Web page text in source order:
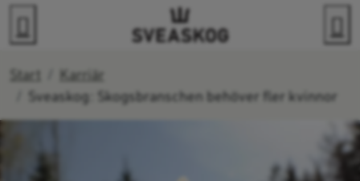
Gå direkt till innehållet
Start
Karriär
Sveaskog: Skogsbranschen behöver fler kvinnor